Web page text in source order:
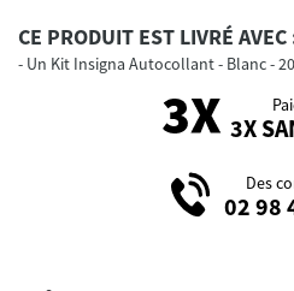
CE PRODUIT EST LIVRÉ AVEC
Un Kit Insigna Autocollant - Blanc -
3X
Des
02 98